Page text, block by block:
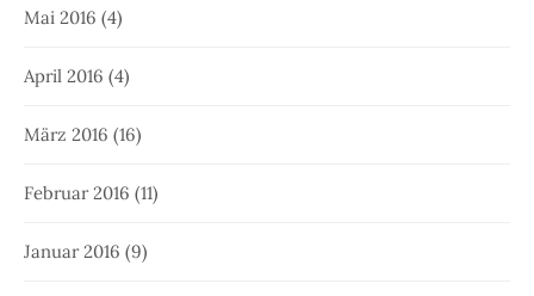
Mai 2016 (4)
April 2016 (4)
März 2016 (16)
Februar 2016 (11)
Januar 2016 (9)